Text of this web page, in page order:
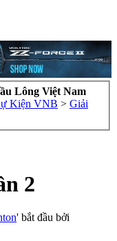
Lông Việt Nam
Kiện VNB > Giải
2
' bắt đầu bởi